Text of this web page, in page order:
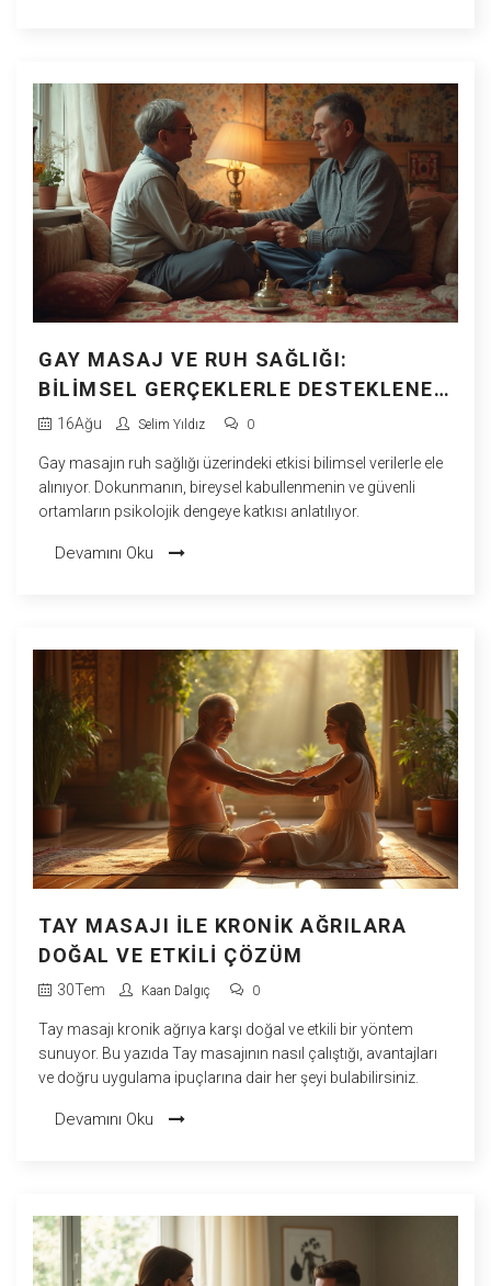
GAY MASAJ VE RUH SAĞLIĞI:
BILIMSEL GERÇEKLERLE DESTEKLENEN
ETKILER
16Ağu Selim Yıldız 0
Gay masajın ruh sağlığı üzerindeki etkisi bilimsel verilerle ele
alınıyor. Dokunmanın, bireysel kabullenmenin ve güvenli
ortamların psikolojik dengeye katkısı anlatılıyor.
Devamını Oku
TAY MASAJI ILE KRONIK AĞRILARA
DOĞAL VE ETKILI ÇÖZÜM
30Tem Kaan Dalgıç 0
Tay masajı kronik ağrıya karşı doğal ve etkili bir yöntem
sunuyor. Bu yazıda Tay masajının nasıl çalıştığı, avantajları
ve doğru uygulama ipuçlarına dair her şeyi bulabilirsiniz.
Devamını Oku